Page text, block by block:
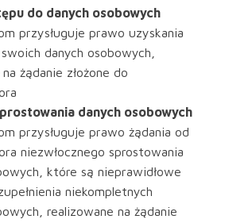
do danych osobowych
przysługuje prawo uzyskania
danych osobowych,
żądanie złożone do
danych osobowych
przysługuje prawo żądania od
niezwłocznego sprostowania
które są nieprawidłowe
niekompletnych
realizowane na żądanie